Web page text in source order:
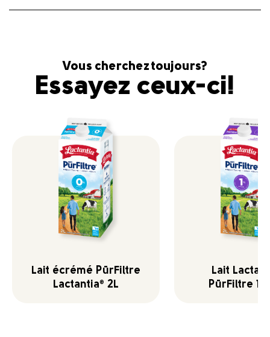
Vous cherchez toujours?
Essayez ceux-ci!
Lait écrémé PūrFiltre
Lactantia® 2L
Lait
PūrFiltre 1